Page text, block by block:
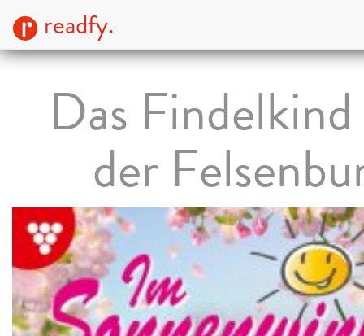
readfy.
Das
der